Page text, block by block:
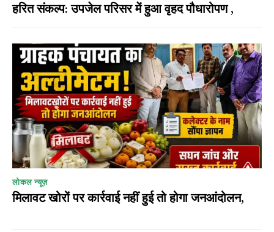
हरित संकल्प: उपजेल परिसर में हुआ वृहद पौधारोपण ,
लोकल न्यूज़
मिलावट खोरों पर कार्रवाई नहीं हुई तो होगा जनआंदोलन,